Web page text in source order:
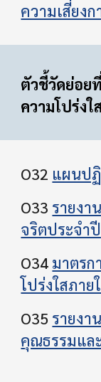
ความเสี่ยง
ตัวชี้วัดย่อย
ความโปร่งใ
O32 แผนป
O33 รายงา
จริตประจําปี
O34 มาตรก
โปร่งใสภา
O35 รายงา
คุณธรรมแล